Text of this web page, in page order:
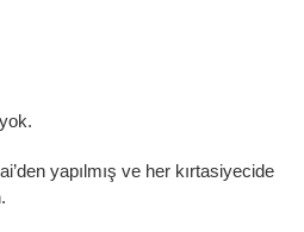
yapılmış ve her kırtasiyecide